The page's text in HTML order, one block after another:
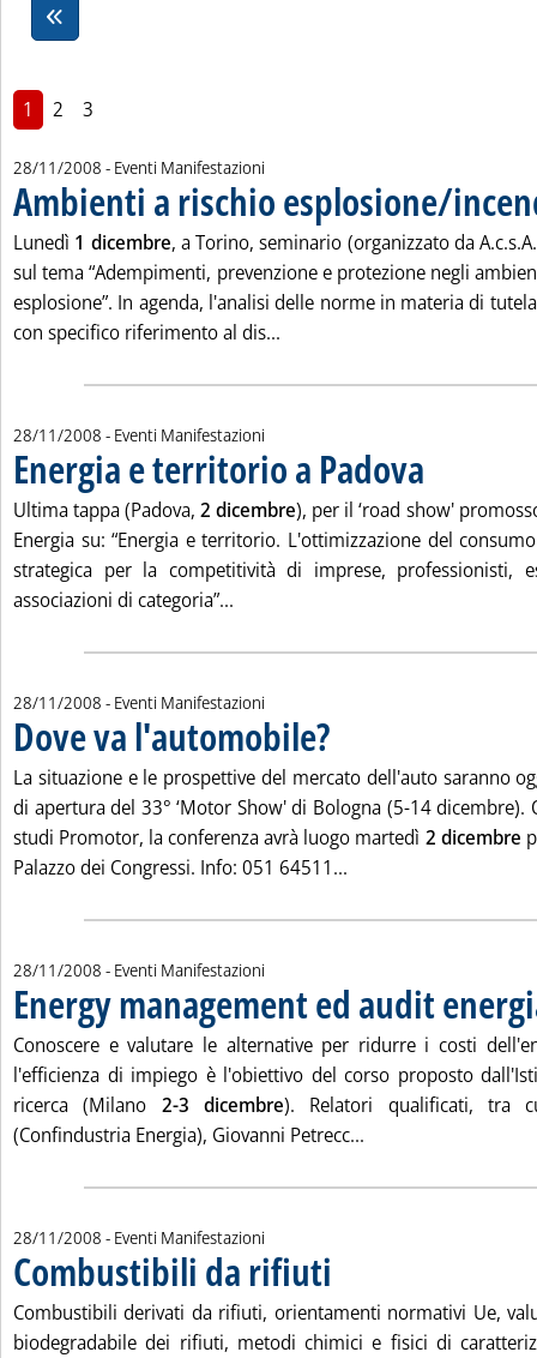
1 2 3
28/11/2008 - Eventi Manifestazioni
Ambienti a rischio esplosione/
Lunedì 1 dicembre, a Torino, seminario (organizzato da
sul tema “Adempimenti, prevenzione e protezione negli
esplosione”. In agenda, l'analisi delle norme in materia di
con specifico riferimento al dis...
28/11/2008 - Eventi Manifestazioni
Energia e territorio a Padova
Ultima tappa (Padova,2 dicembre), per il ‘road show'
Energia su: “Energia e territorio. L'ottimizzazione del
strategica per la competitività di imprese, professionisti,
associazioni di categoria”...
28/11/2008 - Eventi Manifestazioni
Dove va l'automobile?. Pubblicata venerdì 28 novembre
La situazione e le prospettive del mercato dell'auto saranno
di apertura del 33° ‘Motor Show' di Bologna (5-14 dicembre).
studi Promotor, la conferenza avrà luogo martedì 2 dicembre
Palazzo dei Congressi. Info: 051 64511...
28/11/2008 - Eventi Manifestazioni
Energy management ed audit
Conoscere e valutare le alternative per ridurre i costi
l'efficienza di impiego è l'obiettivo del corso proposto
ricerca (Milano 2-3 dicembre). Relatori qualificati, tra
(Confindustria Energia), Giovanni Petrecc...
28/11/2008 - Eventi Manifestazioni
Combustibili da rifiuti
Combustibili derivati da rifiuti, orientamenti normativi Ue,
biodegradabile dei rifiuti, metodi chimici e fisici di